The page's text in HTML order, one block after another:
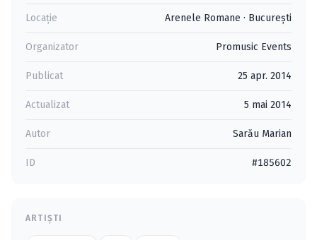
Locație Arenele Romane · Bucureşti
Organizator Promusic Events
Publicat 25 apr. 2014
Actualizat 5 mai 2014
Autor Sarău Marian
ID #185602
ARTIȘTI